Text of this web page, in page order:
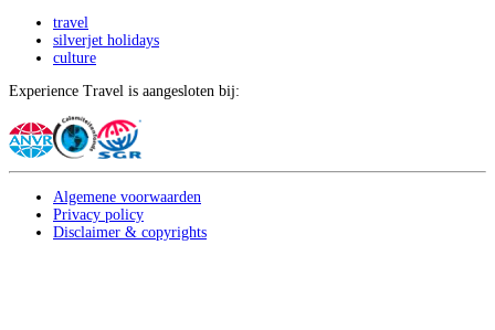
travel
silverjet holidays
culture
Experience Travel is aangesloten bij:
Algemene voorwaarden
Privacy policy
Disclaimer & copyrights